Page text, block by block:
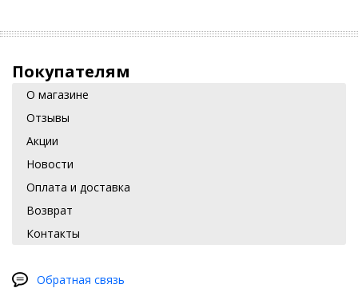
Покупателям
О магазине
Отзывы
Акции
Новости
Оплата и доставка
Возврат
Контакты
Обратная связь